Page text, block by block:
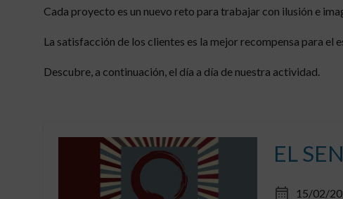
Cada proyecto es un nuevo reto para trabajar con ilusión e
La satisfacción de los clientes es la mejor recompensa para
Descubre, a continuación, el día a día de nuestra actividad.
EL
15/02/